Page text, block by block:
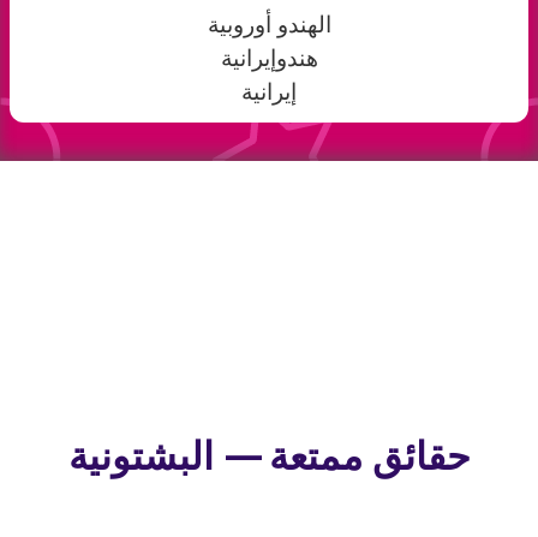
الهندو أوروبية
هندوإيرانية
إيرانية
حقائق ممتعة — البشتونية